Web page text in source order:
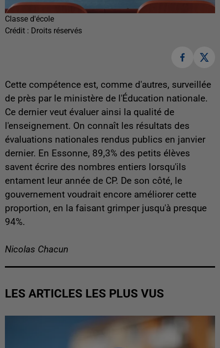
Classe d'école
Crédit : Droits réservés
Cette compétence est, comme d'autres, surveillée
de près par le ministère de l'Éducation nationale.
Ce dernier veut évaluer ainsi la qualité de
l'enseignement. On connaît les résultats des
évaluations nationales rendus publics en janvier
dernier. En Essonne, 89,3% des petits élèves
savent écrire des nombres entiers lorsqu'ils
entament leur année de CP. De son côté, le
gouvernement voudrait encore améliorer cette
proportion, en la faisant grimper jusqu'à presque
94%.
Nicolas Chacun
LES ARTICLES LES PLUS VUS